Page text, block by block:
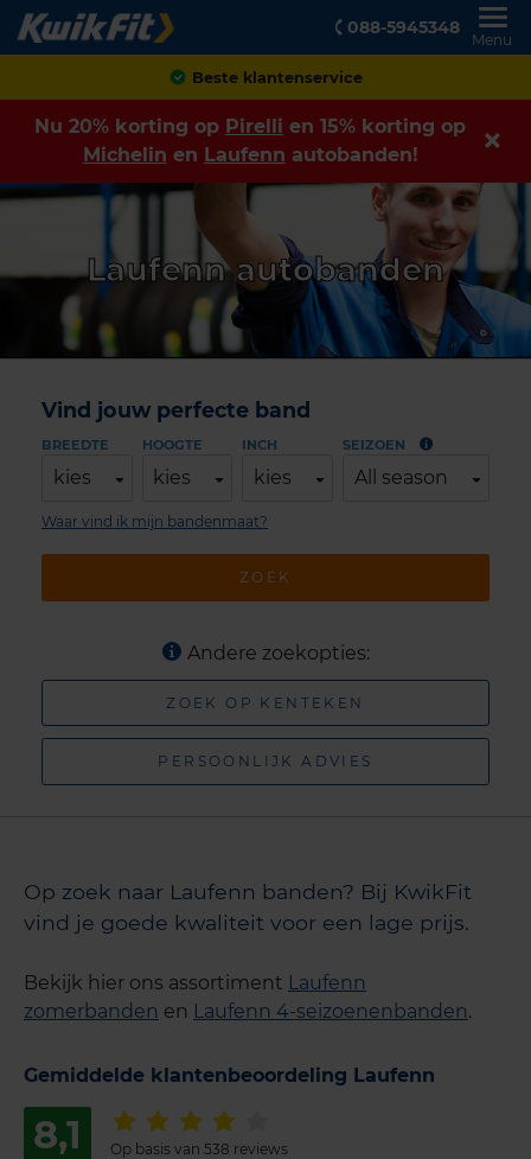
088-5945348
Menu
Beste klantenservice
Nu 20% korting op Pirelli en 15% korting op
Michelin en Laufenn autobanden!
Laufenn autobanden
Vind jouw perfecte band
BREEDTE
kies
HOOGTE
kies
INCH
kies
SEIZOEN
All season
ZOEK
Waar vind ik mijn bandenmaat?
Andere zoekopties:
ZOEK OP KENTEKEN
PERSOONLIJK ADVIES
Op zoek naar Laufenn banden? Bij KwikFit
vind je goede kwaliteit voor een lage prijs.
Bekijk hier ons assortiment Laufenn
zomerbanden en Laufenn 4-seizoenenbanden.
Gemiddelde klantenbeoordeling Laufenn
8,1 Op basis van 538 reviews